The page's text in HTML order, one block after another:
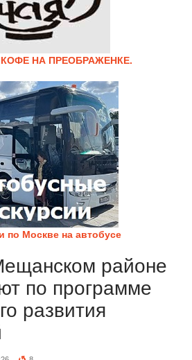
НА ПРЕОБРАЖЕНКЕ.
по Москве на автобусе
районе
по программе
развития